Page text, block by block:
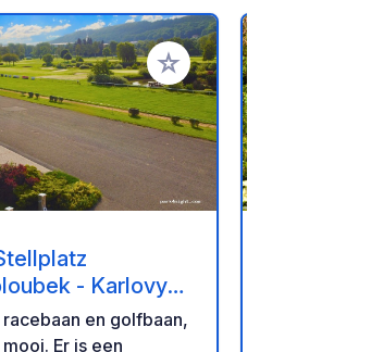
Voeg toe aan je favorieten
- Karlovy
en golfbaan,
Er is een